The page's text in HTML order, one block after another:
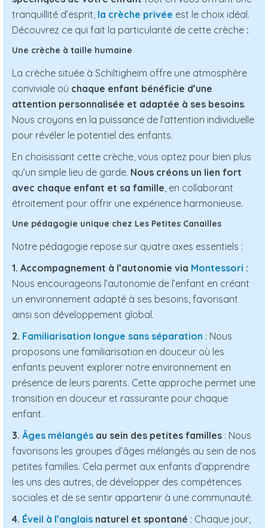
tranquillité d’esprit, la crèche privée est le choix idéal.
Découvrez ce qui fait la particularité de cette crèche :
Une crèche à taille humaine
La crèche située à Schiltigheim offre une atmosphère
conviviale où chaque enfant bénéficie d’une
attention personnalisée et adaptée à ses besoins.
Nous croyons en la puissance de l’attention individuelle
pour révéler le potentiel des enfants.
En choisissant cette crèche, vous optez pour bien plus
qu’un simple lieu de garde. Nous créons un lien fort
avec chaque enfant et sa famille, en collaborant
étroitement pour offrir une expérience harmonieuse.
Une pédagogie unique chez Les Petites Canailles
Notre pédagogie repose sur quatre axes essentiels :
1. Accompagnement à l’autonomie via Montessori :
Nous encourageons l’autonomie de l’enfant en créant
un environnement adapté à ses besoins, favorisant
ainsi son développement global.
2. Familiarisation longue sans séparation : Nous
proposons une familiarisation en douceur où les
enfants peuvent explorer notre environnement en
présence de leurs parents. Cette approche permet une
transition en douceur et rassurante pour chaque
enfant.
3. Âges mélangés au sein des petites familles : Nous
favorisons les groupes d’âges mélangés au sein de nos
petites familles. Cela permet aux enfants d’apprendre
les uns des autres, de développer des compétences
sociales et de se sentir appartenir à une communauté.
4. Éveil à l’anglais naturel et spontané : Chaque jour,